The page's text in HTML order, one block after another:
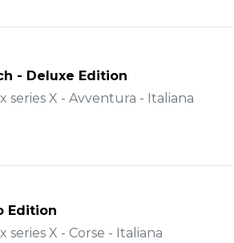
- Deluxe Edition
series X - Avventura - Italiana
Edition
series X - Corse - Italiana